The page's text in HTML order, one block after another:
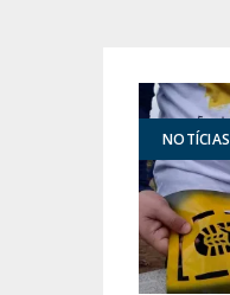
NOTÍCIAS